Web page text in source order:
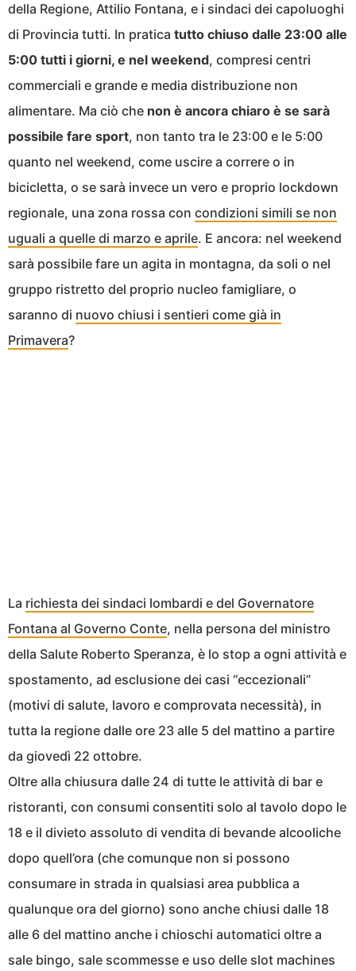
della Regione, Attilio Fontana, e i sindaci dei capoluoghi
di Provincia tutti. In pratica tutto chiuso dalle 23:00 alle
5:00 tutti i giorni, e nel weekend, compresi centri
commerciali e grande e media distribuzione non
alimentare. Ma ciò che non è ancora chiaro è se sarà
possibile fare sport, non tanto tra le 23:00 e le 5:00
quanto nel weekend, come uscire a correre o in
bicicletta, o se sarà invece un vero e proprio lockdown
regionale, una zona rossa con condizioni simili se non
uguali a quelle di marzo e aprile. E ancora: nel weekend
sarà possibile fare un agita in montagna, da soli o nel
gruppo ristretto del proprio nucleo famigliare, o
saranno di nuovo chiusi i sentieri come già in
Primavera?
La richiesta dei sindaci lombardi e del Governatore
Fontana al Governo Conte, nella persona del ministro
della Salute Roberto Speranza, è lo stop a ogni attività e
spostamento, ad esclusione dei casi “eccezionali”
(motivi di salute, lavoro e comprovata necessità), in
tutta la regione dalle ore 23 alle 5 del mattino a partire
da giovedì 22 ottobre.
Oltre alla chiusura dalle 24 di tutte le attività di bar e
ristoranti, con consumi consentiti solo al tavolo dopo le
18 e il divieto assoluto di vendita di bevande alcooliche
dopo quell’ora (che comunque non si possono
consumare in strada in qualsiasi area pubblica a
qualunque ora del giorno) sono anche chiusi dalle 18
alle 6 del mattino anche i chioschi automatici oltre a
sale bingo, sale scommesse e uso delle slot machines